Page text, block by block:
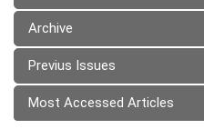
Archive
Previus Issues
Most Accessed Articles